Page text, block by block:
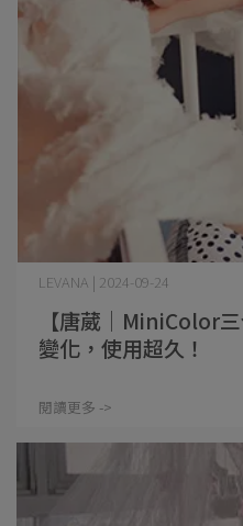
【唐葳│MiniColor
變化，使用超久！
LEVANA | 2024-09-24
閱讀更多 ->